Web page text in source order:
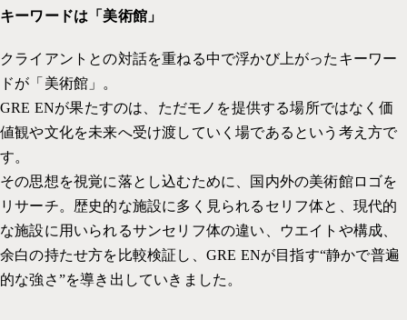
キーワードは「美術館」
クライアントとの対話を重ねる中で浮かび上がったキーワー
ドが「美術館」。
GRE ENが果たすのは、ただモノを提供する場所ではなく価
値観や文化を未来へ受け渡していく場であるという考え方で
す。
その思想を視覚に落とし込むために、国内外の美術館ロゴを
リサーチ。歴史的な施設に多く見られるセリフ体と、現代的
な施設に用いられるサンセリフ体の違い、ウエイトや構成、
余白の持たせ方を比較検証し、GRE ENが目指す“静かで普遍
的な強さ”を導き出していきました。